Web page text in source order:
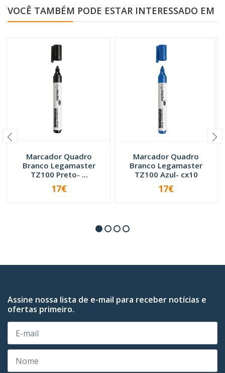
VOCÊ TAMBÉM PODE ESTAR INTERESSADO EM
Marcador Quadro
Branco Legamaster
TZ100 Preto- ...
+
17€
Marcador Quadro
Branco Legamaster
TZ100 Azul- cx10
+
17€
Assine nossa lista de e-mail para receber notícias e
ofertas primeiro.